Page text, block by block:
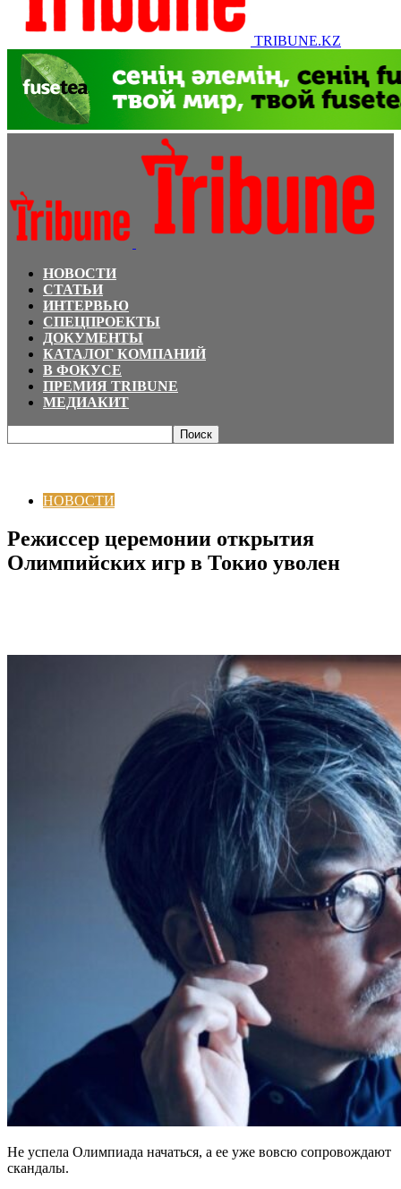
TRIBUNE.KZ
НОВОСТИ
СТАТЬИ
ИНТЕРВЬЮ
СПЕЦПРОЕКТЫ
ДОКУМЕНТЫ
КАТАЛОГ КОМПАНИЙ
В ФОКУСЕ
ПРЕМИЯ TRIBUNE
МЕДИАКИТ
НОВОСТИ
Режиссер церемонии открытия
Олимпийских игр в Токио уволен
Не успела Олимпиада начаться, а ее уже вовсю сопровождают
скандалы.